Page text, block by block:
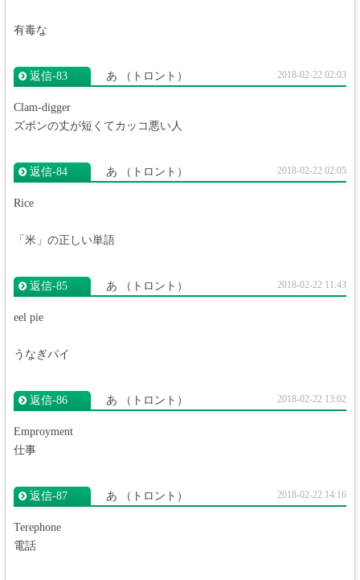
有毒な
返信‐83 あ （トロント） 2018-02-22 02:03
Clam-digger
ズボンの丈が短くてカッコ悪い人
返信‐84 あ （トロント） 2018-02-22 02:05
Rice
「米」の正しい単語
返信‐85 あ （トロント） 2018-02-22 11:43
eel pie
うなぎパイ
返信‐86 あ （トロント） 2018-02-22 13:02
Emproyment
仕事
返信‐87 あ （トロント） 2018-02-22 14:16
Terephone
電話